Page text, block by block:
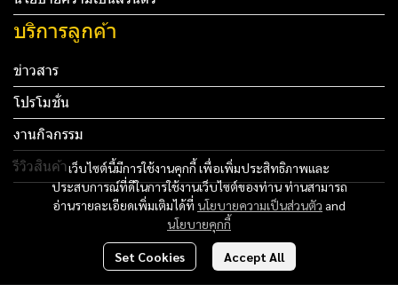
เว็บไซต์นี้มีการใช้งานคุกกี้ เพื่อเพิ่มประสิทธิภาพและ
ประสบการณ์ที่ดีในการใช้งานเว็บไซต์ของท่าน ท่านสามารถ
อ่านรายละเอียดเพิ่มเติมได้ที่ นโยบายความเป็นส่วนตัว and
นโยบายคุกกี้
Set Cookies Accept All
บริการลูกค้า
ข่าวสาร
โปรโมชั่น
งานกิจกรรม
รีวิวสินค้า
Tel: 012 345 67890 Email: mail@yourdomain.com